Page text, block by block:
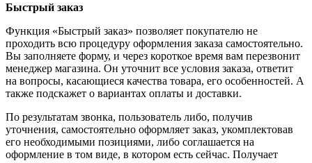
Быстрый заказ
Функция «Быстрый заказ» позволяет покупателю не
проходить всю процедуру оформления заказа самостоятельно.
Вы заполняете форму, и через короткое время вам перезвонит
менеджер магазина. Он уточнит все условия заказа, ответит
на вопросы, касающиеся качества товара, его особенностей. А
также подскажет о вариантах оплаты и доставки.
По результатам звонка, пользователь либо, получив
уточнения, самостоятельно оформляет заказ, укомплектовав
его необходимыми позициями, либо соглашается на
оформление в том виде, в котором есть сейчас. Получает